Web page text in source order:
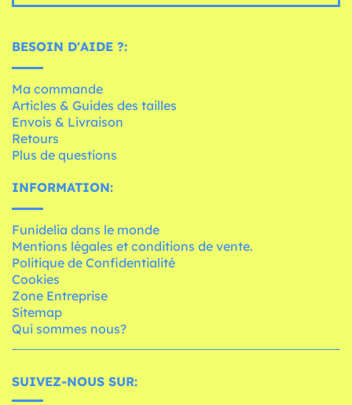
BESOIN D'AIDE ?:
Ma commande
Articles & Guides des tailles
Envois & Livraison
Retours
Plus de questions
INFORMATION:
Funidelia dans le monde
Mentions légales et conditions de vente.
Politique de Confidentialité
Cookies
Zone Entreprise
Sitemap
Qui sommes nous?
SUIVEZ-NOUS SUR: